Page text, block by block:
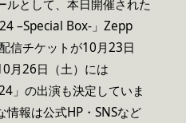
として、本日開催された
–Special Box-」Zepp
信チケットが10月23日
月26日（土）には
」の出演も決定していま
報は公式HP・SNSなど